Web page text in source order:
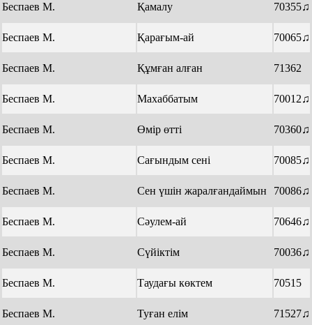
Беспаев М. Қамалу 70355♫
Беспаев М. Қарағым-ай 70065♫
Беспаев М. Құмған алған 71362
Беспаев М. Махаббатым 70012♫
Беспаев М. Өмір өтті 70360♫
Беспаев М. Сағындым сені 70085♫
Беспаев М. Сен үшін жаралғандаймын 70086♫
Беспаев М. Сәулем-ай 70646♫
Беспаев М. Сүйіктім 70036♫
Беспаев М. Таудағы көктем 70515
Беспаев М. Туған елім 71527♫